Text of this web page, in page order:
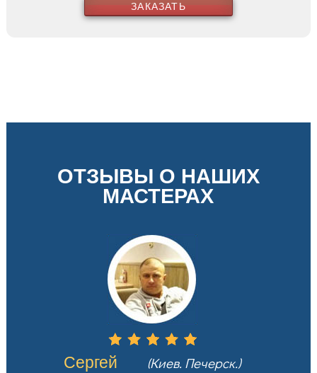
ЗАКАЗАТЬ
ОТЗЫВЫ О НАШИХ
МАСТЕРАХ
Сергей
(Киев. Печерск.)